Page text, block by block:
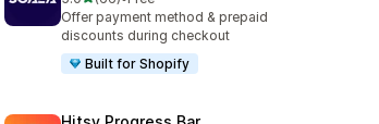
ทั้งหมด 66 รีวิว
Offer payment method & prepaid
discounts during checkout
Built for Shopify